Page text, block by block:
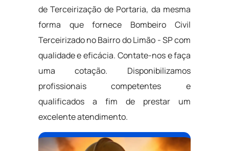
de Terceirização de Portaria, da mesma
forma que fornece Bombeiro Civil
Terceirizado no Bairro do Limão - SP com
qualidade e eficácia. Contate-nos e faça
uma cotação. Disponibilizamos
profissionais competentes e
qualificados a fim de prestar um
excelente atendimento.